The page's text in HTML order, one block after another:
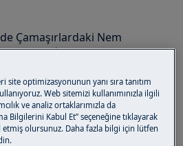
Çamaşırlardaki Nem
İyi Kurutma
sonunda
site optimizasyonunun yanı sıra tanıtım
Web sitemizi kullanımınızla ilgili
ve analiz ortaklarımızla da
Bilgilerini Kabul Et” seçeneğine tıklayarak
etmiş olursunuz. Daha fazla bilgi için lütfen